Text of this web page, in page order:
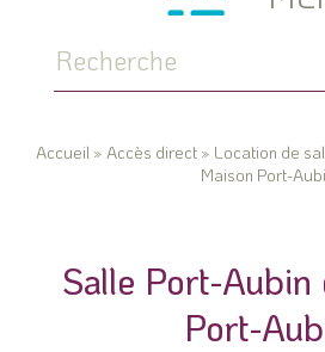
Accueil» Accès direct» Location de
Maison Port-
Salle Port-Aubin
Port-